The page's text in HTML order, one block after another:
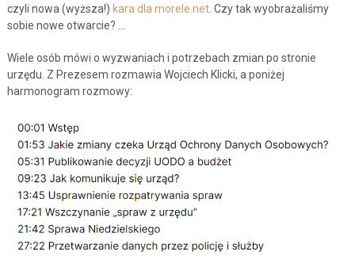
czyli nowa (wyższa!) kara dla morele.net. Czy tak wyobrażaliśmy
sobie nowe otwarcie? …
Wiele osób mówi o wyzwaniach i potrzebach zmian po stronie
urzędu. Z Prezesem rozmawia Wojciech Klicki, a poniżej
harmonogram rozmowy: